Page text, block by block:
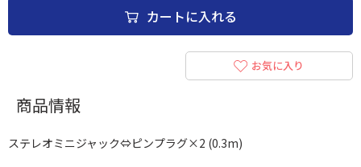
カートに入れる
お気に入り
商品情報
ステレオミニジャック⇔ピンプラグ×2 (0.3m)